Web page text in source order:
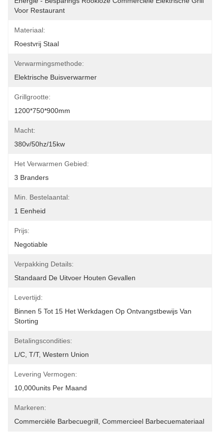
Voor Restaurant
Materiaal:
Roestvrij Staal
Verwarmingsmethode:
Elektrische Buisverwarmer
Grillgrootte:
1200*750*900mm
Macht:
380v/50hz/15kw
Het Verwarmen Gebied:
3 Branders
Min. Bestelaantal:
1 Eenheid
Prijs:
Negotiable
Verpakking Details:
Standaard De Uitvoer Houten Gevallen
Levertijd:
Binnen 5 Tot 15 Het Werkdagen Op Ontvangstbewijs Van
Storting
Betalingscondities:
L/C, T/T, Western Union
Levering Vermogen:
10,000units Per Maand
Markeren:
Commerciële Barbecuegrill Commercieel Barbecuemateriaal